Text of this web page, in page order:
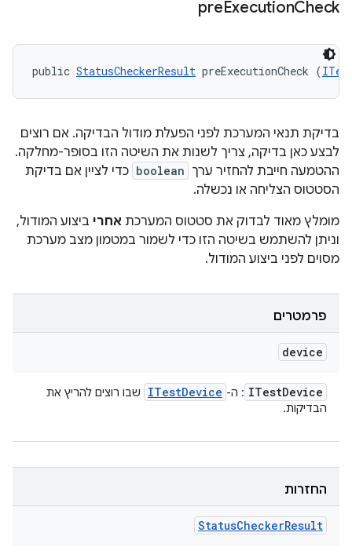
preExecutionCheck
public StatusCheckerResult preExecutionCheck (
בדיקת תנאי המערכת לפני הפעלת מודול הבדיקה. אם רוצים
לבצע כאן בדיקה, צריך לשנות את השיטה הזו בסופר-מחלקה.
ההטמעה חייבת להחזיר ערך boolean כדי לציין אם בדיקת
הסטטוס הצליחה או נכשלה.
מומלץ מאוד לבדוק את סטטוס המערכת אחרי ביצוע המודול,
וניתן להשתמש בשיטה הזו כדי לשמור במטמון מצב מערכת
מסוים לפני ביצוע המודול.
פרמטרים
device
ITestDevice : ה- ITestDevice
שבו רוצים להריץ את
הבדיקות.
החזרות
StatusCheckerResult